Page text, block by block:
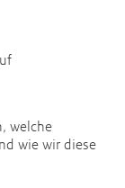
welche
wie wir diese